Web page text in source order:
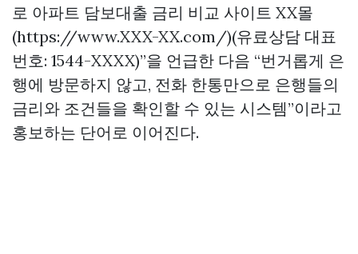
로 아파트 담보대출 금리 비교 사이트 XX몰
(https://www.XXX-XX.com/)(유료상담 대표
번호: 1544-XXXX)”을 언급한 다음 “번거롭게 은
행에 방문하지 않고, 전화 한통만으로 은행들의
금리와 조건들을 확인할 수 있는 시스템”이라고
홍보하는 단어로 이어진다.